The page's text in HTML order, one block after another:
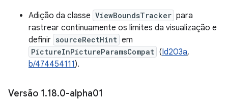
Adição da classe ViewBoundsTracker para
rastrear continuamente os limites da visualização e
definir sourceRectHint em
PictureInPictureParamsCompat (Id203a,
b/474454111).
Versão 1.18.0-alpha01